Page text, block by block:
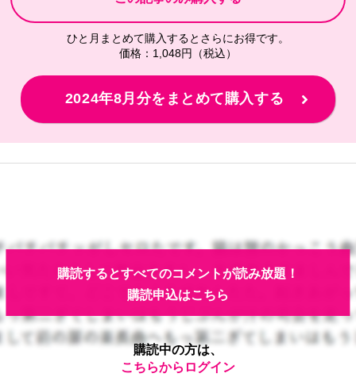
ひと月まとめて購入するとさらにお得です。
価格：1,048円（税込）
2024年8月分をまとめて購入する
購読するとすべてのコメントが読み放題！
購読申込はこちら
購読中の方は、
こちらからログイン